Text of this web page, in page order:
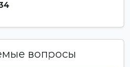
вопросы